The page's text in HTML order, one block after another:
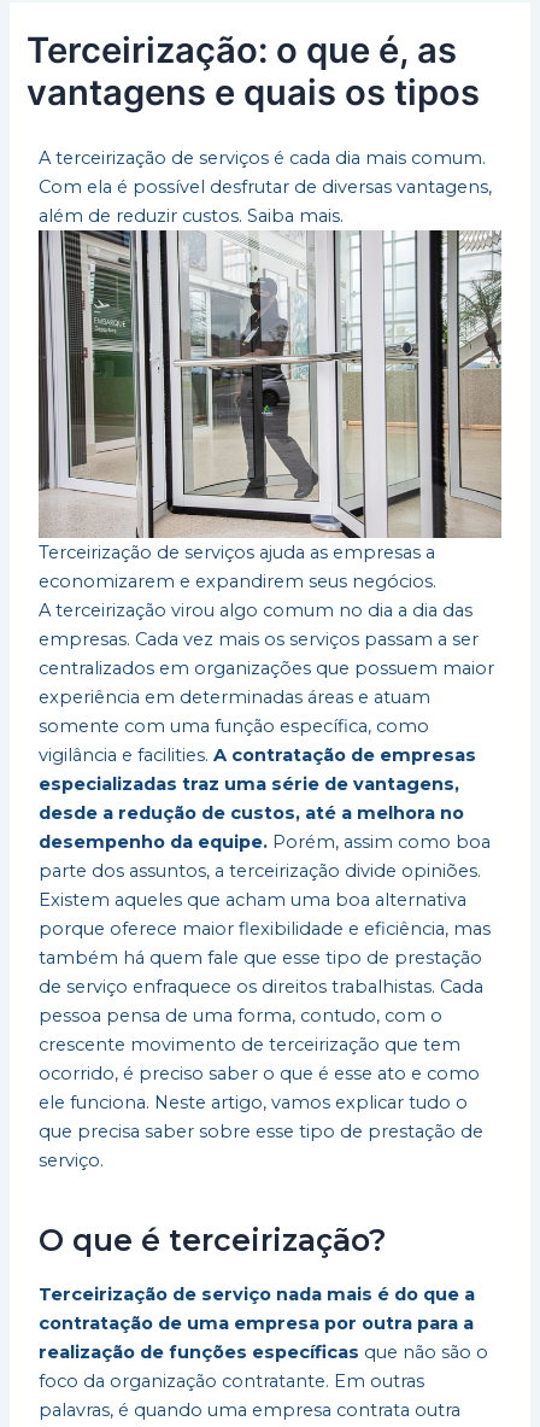
Terceirização: o que é, as
vantagens e quais os tipos
A terceirização de serviços é cada dia mais comum.
Com ela é possível desfrutar de diversas vantagens,
além de reduzir custos. Saiba mais.
Terceirização de serviços ajuda as empresas a
economizarem e expandirem seus negócios.
A terceirização virou algo comum no dia a dia das
empresas. Cada vez mais os serviços passam a ser
centralizados em organizações que possuem maior
experiência em determinadas áreas e atuam
somente com uma função específica, como
vigilância e facilities.A contratação de empresas
especializadas traz uma série de vantagens,
desde a redução de custos, até a melhora no
desempenho da equipe. Porém, assim como boa
parte dos assuntos, a terceirização divide opiniões.
Existem aqueles que acham uma boa alternativa
porque oferece maior flexibilidade e eficiência, mas
também há quem fale que esse tipo de prestação
de serviço enfraquece os direitos trabalhistas. Cada
pessoa pensa de uma forma, contudo, com o
crescente movimento de terceirização que tem
ocorrido, é preciso saber o que é esse ato e como
ele funciona. Neste artigo, vamos explicar tudo o
que precisa saber sobre esse tipo de prestação de
serviço.
O que é terceirização?
Terceirização de serviço nada mais é do que a
contratação de uma empresa por outra para a
realização de funções específicas que não são o
foco da organização contratante. Em outras
palavras, é quando uma empresa contrata outra